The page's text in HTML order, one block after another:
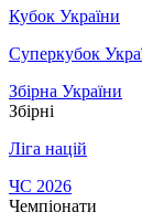
Кубок України
Суперкубок
Збірна України
Збірні
Ліга націй
ЧС 2026
Чемпіонати